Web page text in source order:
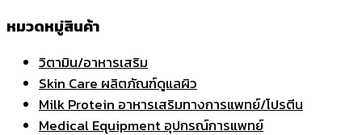
หมวดหมู่สินค้า
วิตามิน/อาหารเสริม
Skin Care ผลิตภัณฑ์ดูแลผิว
Milk Protein อาหารเสริมทางการแพทย์/โปรตีน
Medical Equipment อุปกรณ์การแพทย์